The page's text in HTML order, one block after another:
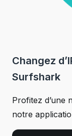
Changez
Surfshark
Profitez d’une
notre